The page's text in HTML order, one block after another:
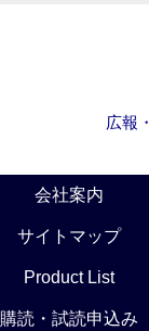
広報
会社案内
サイトマップ
Product List
購読・試読申込み